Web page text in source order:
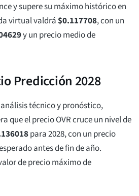
y supere su máximo histórico en
virtual valdrá$0.117708, con un
y un precio medio de
Predicción 2028
técnico y pronóstico,
que el precio OVR cruce un nivel de
para 2028, con un precio
antes de fin de año.
de precio máximo de